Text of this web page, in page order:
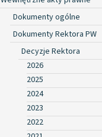
Dokumenty ogólne
Dokumenty Rektora PW
Decyzje Rektora
2026
2025
2024
2023
2022